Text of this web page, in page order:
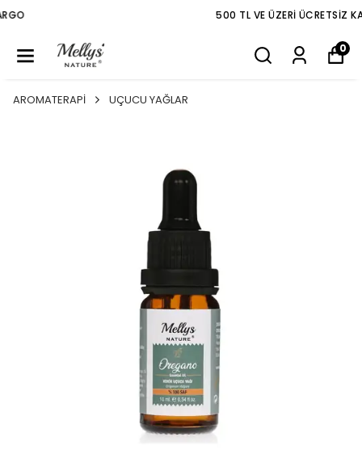
500 TL VE ÜZERI ÜCRETSIZ KARGO
0
AROMATERAPİ UÇUCU YAĞLAR